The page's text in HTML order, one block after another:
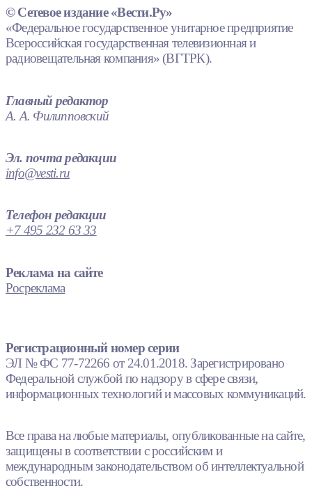
© Сетевое издание «Вести.Ру»
«Федеральное государственное унитарное предприятие
Всероссийская государственная телевизионная и
радиовещательная компания» (ВГТРК).
Главный редактор
А. А. Филипповский
Эл. почта редакции
info@vesti.ru
Телефон редакции
+7 495 232 63 33
Реклама на сайте
Росреклама
Регистрационный номер серии
ЭЛ № ФС 77-72266 от 24.01.2018. Зарегистрировано
Федеральной службой по надзору в сфере связи,
информационных технологий и массовых коммуникаций.
Все права на любые материалы, опубликованные на сайте,
защищены в соответствии с российским и
международным законодательством об интеллектуальной
собственности.